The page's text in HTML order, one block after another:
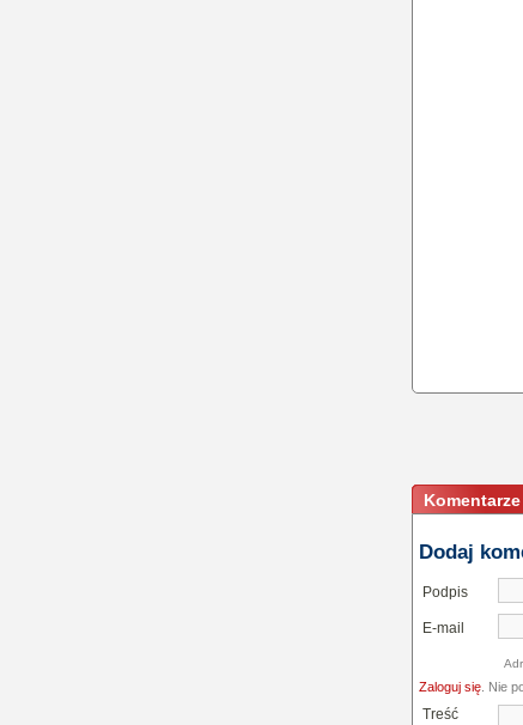
Komentarze
Dodaj
Podpis
E-mail
Zaloguj się . Nie
Treść